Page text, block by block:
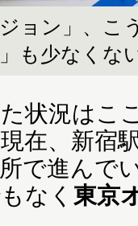
ョン」、こ
も少なくな
状況はこ
在、新宿
で進んで
なく 東京